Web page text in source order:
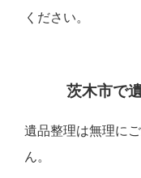
ください。
茨木市で
遺品整理は無理に
ん。